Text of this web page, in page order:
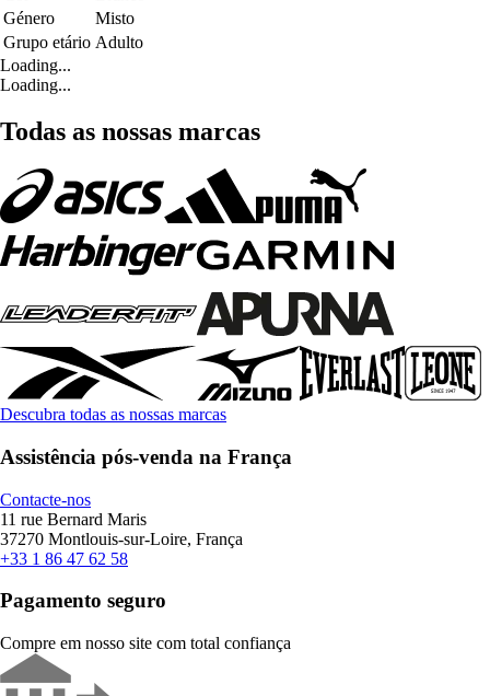
Género
Misto
Grupo etário Adulto
Loading...
Loading...
Todas as nossas marcas
Descubra todas as nossas marcas
Assistência pós-venda na França
Contacte-nos
11 rue Bernard Maris
37270 Montlouis-sur-Loire, França
+33 1 86 47 62 58
Pagamento seguro
Compre em nosso site com total confiança